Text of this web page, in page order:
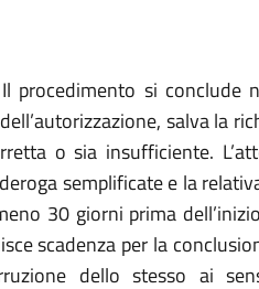
Il procedimento si conclude
salva la
o sia insufficiente.
semplificate e la
30 giorni prima
scadenza per la
dello stesso ai